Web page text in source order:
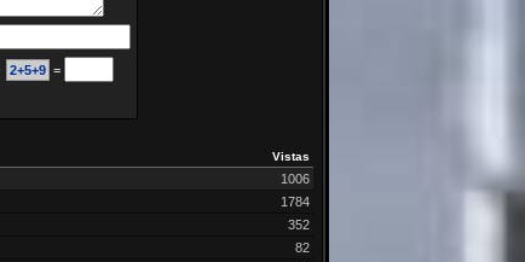
2+5+9 =
Vistas
1006
1784
352
82